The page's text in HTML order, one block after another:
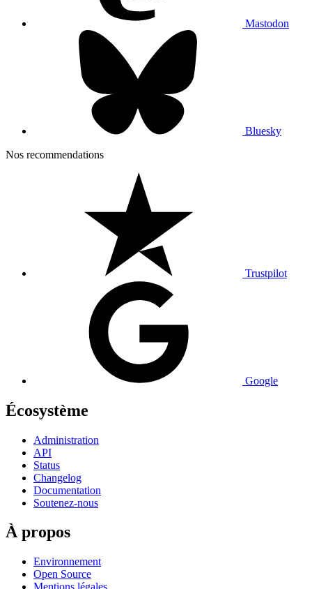
Mastodon
Bluesky
Nos recommendations
Trustpilot
Google
Écosystème
Administration
API
Status
Changelog
Documentation
Soutenez-nous
À propos
Environnement
Open Source